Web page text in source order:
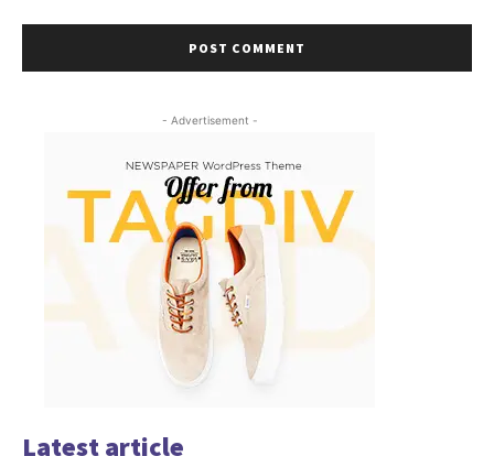
- Advertisement -
Latest article